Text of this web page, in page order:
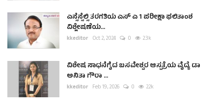
ಎಸ್ಸೆಸ್ಸೆಲ್ಸಿ ತರಗತಿಯ ಎಸ್ ಎ 1 ಪರೀಕ್ಷಾ ಫಲಿತಾಂಶ
ವಿಶ್ಲೇಷಣೆಯ...
kkeditor Oct 2, 2024 0 2.3k
ವಿಶೇಷ ಸಾಧನೆಗೈದ ಬಸವೇಶ್ವರ ಆಸ್ಪತ್ರೆಯ ವೈದ್ಯೆ ಡಾ
ಅನಿತಾ ಗೌರಾ ...
kkeditor Feb 19, 2026 0 2.2k